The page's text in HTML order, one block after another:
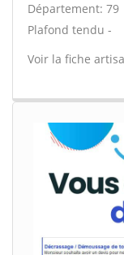
Département: 79
Plafond tendu -
Voir la fiche